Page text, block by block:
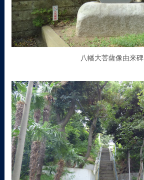
八幡大菩薩像由来碑